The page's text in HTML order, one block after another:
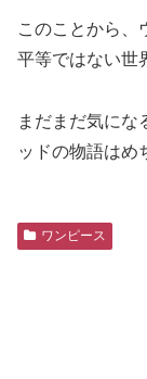
このことから、
平等ではない世
まだまだ気にな
ッドの物語はめ
ワンピース